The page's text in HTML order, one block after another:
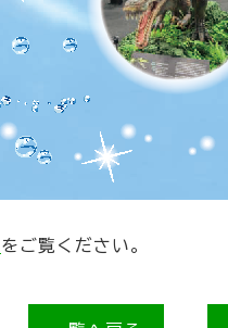
をご覧ください。